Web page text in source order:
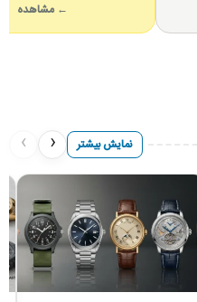
← مشاهده
نمایش بیشتر ‹
›